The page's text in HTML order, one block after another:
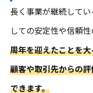
長く事業が継続して
しての安定性や信頼性
周年を迎えたことを
顧客や取引先からの
できます。